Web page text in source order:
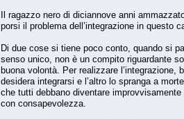
Il ragazzo nero di diciannove anni
porsi il problema dell’integrazione in questo
Di due cose si tiene poco conto, quando si
senso unico, non è un compito riguardante
buona volontà. Per realizzare
desidera integrarsi e l’altro lo spranga a
che tutti debbano diventare
con consapevolezza.